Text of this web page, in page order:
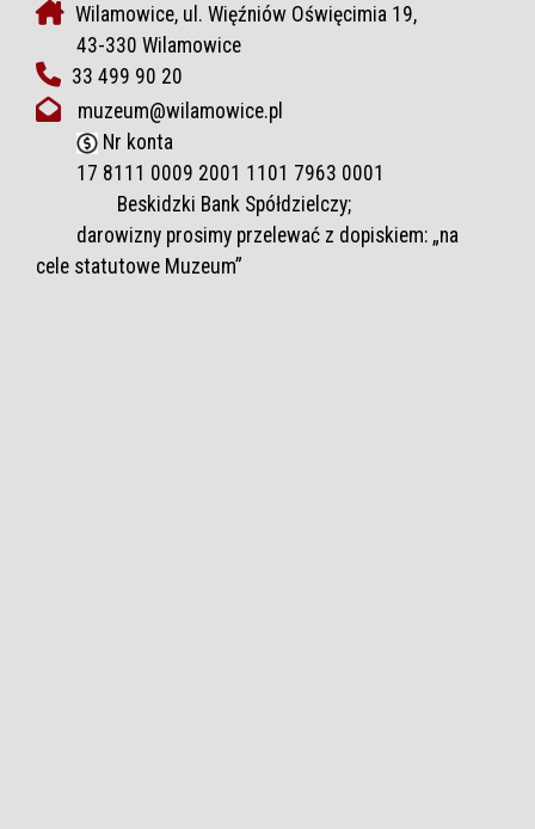
Wilamowice, ul. Więźniów Oświęcimia 19,
43-330 Wilamowice
33 499 90 20
muzeum@wilamowice.pl
Nr konta
17 8111 0009 2001 1101 7963 0001
Beskidzki Bank Spółdzielczy;
darowizny prosimy przelewać z dopiskiem: „na
cele statutowe Muzeum”